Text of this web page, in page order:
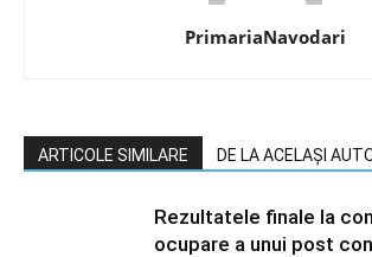
PrimariaNavodari
ARTICOLE SIMILARE DE LA ACELAȘI
Rezultatele finale la
ocupare a unui post